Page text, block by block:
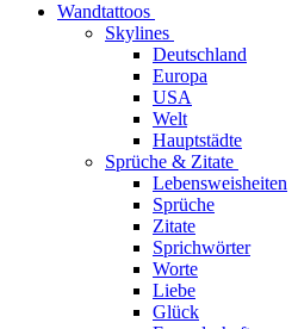
Wandtattoos
Skylines
Deutschland
Europa
USA
Welt
Hauptstädte
Sprüche & Zitate
Lebensweisheiten
Sprüche
Zitate
Sprichwörter
Worte
Liebe
Glück